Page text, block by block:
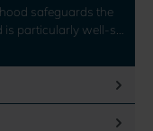
safeguards the
particularly well-s…